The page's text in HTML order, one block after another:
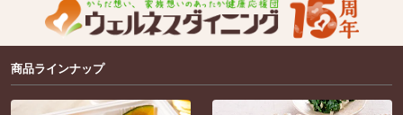
商品ラインナップ